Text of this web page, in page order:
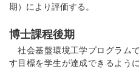
期）により評価する。
博士課程後期
社会基盤環境工学プログラム
す目標を学生が達成できるよう